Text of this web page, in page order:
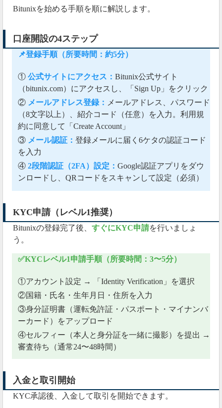
Bitunixを始める手順を順に解説します。
口座開設の4ステップ
📌登録手順（所要時間：約5分）
① 公式サイトにアクセス： Bitunix公式サイト
（bitunix.com）にアクセスし、「Sign Up」をクリック
② メールアドレス登録： メールアドレス、パスワード
（8文字以上）、紹介コード（任意）を入力。利用規
約に同意して「Create Account」
③ メール認証： 登録メールに届く6ケタの認証コード
を入力
④ 2段階認証（2FA）設定： Google認証アプリをダウ
ンロードし、QRコードをスキャンして設定（必須）
KYC申請（レベル1推奨）
Bitunixの登録完了後、 すぐにKYC申請を行いましょ
う。
✅KYCレベル1申請手順（所要時間：3〜5分）
①アカウント設定 → 「Identity Verification」を選択
②国籍・氏名・生年月日・住所を入力
③身分証明書（運転免許証・パスポート・マイナンバ
ーカード）をアップロード
④セルフィー（本人と身分証を一緒に撮影）を提出 →
審査待ち（通常24〜48時間）
入金と取引開始
KYC承認後、入金して取引を開始できます。